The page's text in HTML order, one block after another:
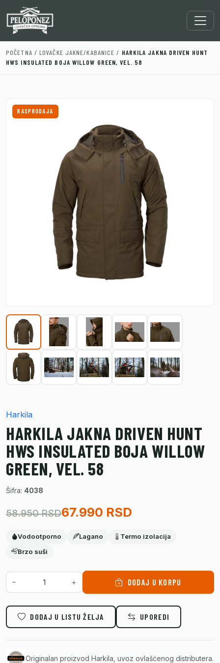
POČETNA /LOVAČKE JAKNE/KABANICE / HARKILA JAKNA DRIVEN HUNT
HWS INSULATED BOJA WILLOW GREEN, VEL. 58
RASPRODAJA
Harkila
HARKILA JAKNA DRIVEN HUNT
HWS INSULATED BOJA WILLOW
GREEN, VEL. 58
Šifra: 4038
58.950 RSD67.990 RSD
Vodootporno Lagano
Termo izolacija
Brzo suši
DODAJ U KORPU
DODAJ U LISTU ŽELJA UPOREDI
Originalan proizvod Harkila, uvoz ovlašćenog distributera.